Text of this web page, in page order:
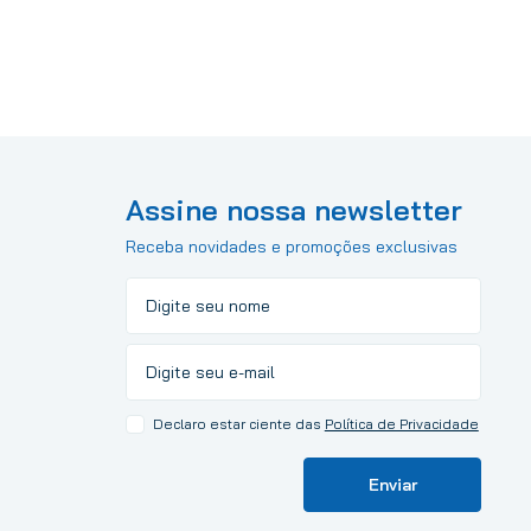
Assine nossa newsletter
Receba novidades e promoções exclusivas
Declaro estar ciente das Política de Privacidade
Enviar